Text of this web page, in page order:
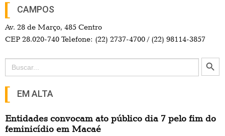
CAMPOS
Av. 28 de Março, 485 Centro
CEP 28.020-740 Telefone: (22) 2737-4700 / (22) 98114-3857
Search
for:
Search Button
EM ALTA
Entidades convocam ato público dia 7 pelo fim do
feminicídio em Macaé